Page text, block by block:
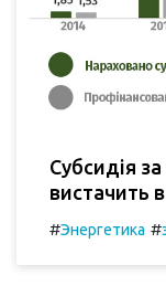
Субсидія
вистачить
#Энергетика #